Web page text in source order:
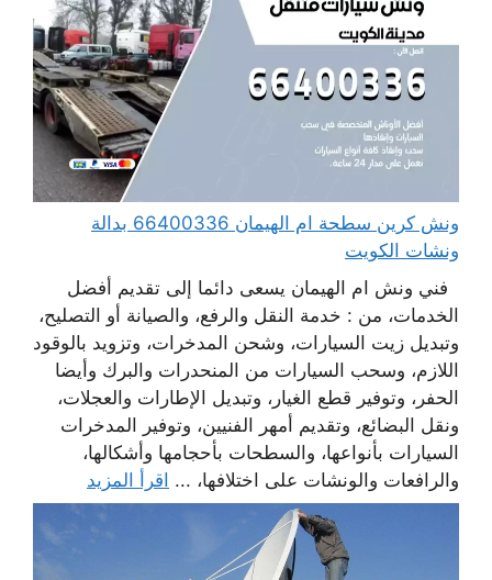
ونش كرين سطحة ام الهيمان 66400336 بدالة
ونشات الكويت
فني ونش ام الهيمان يسعى دائما إلى تقديم أفضل
الخدمات، من : خدمة النقل والرفع، والصيانة أو التصليح،
وتبديل زيت السيارات، وشحن المدخرات، وتزويد بالوقود
اللازم، وسحب السيارات من المنحدرات والبرك وأيضا
الحفر، وتوفير قطع الغيار، وتبديل الإطارات والعجلات،
ونقل البضائع، وتقديم أمهر الفنيين، وتوفير المدخرات
السيارات بأنواعها، والسطحات بأحجامها وأشكالها،
والرافعات والونشات على اختلافها، ... اقرأ المزيد